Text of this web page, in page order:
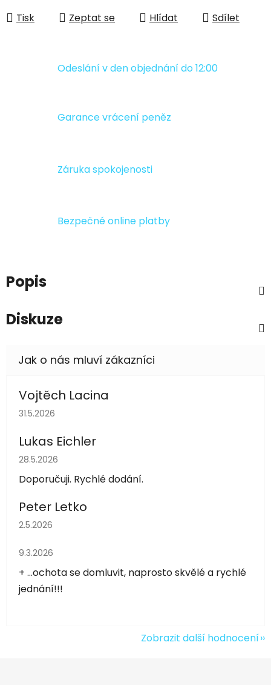
Tisk Zeptat se Hlídat Sdílet
Odeslání v den objednání do 12:00
Garance vrácení peněz
Záruka spokojenosti
Bezpečné online platby
Popis
Diskuze
Vojtěch Lacina
Hodnocení obchodu je 5 z 5 hvězdiček.
31.5.2026
Lukas Eichler
Hodnocení obchodu je 5 z 5 hvězdiček.
28.5.2026
Doporučuji. Rychlé dodání.
Peter Letko
Hodnocení obchodu je 5 z 5 hvězdiček.
2.5.2026
Hodnocení obchodu je 5 z 5 hvězdiček.
9.3.2026
+ ...ochota se domluvit, naprosto skvělé a rychlé
jednání!!!
Zobrazit další hodnocení